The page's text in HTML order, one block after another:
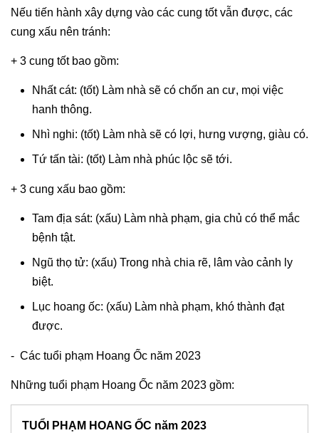
Nếu tiến hành xây dựng vào các cung tốt vẫn được, các
cung xấu nên tránh:
+ 3 cung tốt bao gồm:
Nhất cát: (tốt) Làm nhà sẽ có chốn an cư, mọi việc
hanh thông.
Nhì nghi: (tốt) Làm nhà sẽ có lợi, hưng vượng, giàu có.
Tứ tấn tài: (tốt) Làm nhà phúc lộc sẽ tới.
+ 3 cung xấu bao gồm:
Tam địa sát: (xấu) Làm nhà phạm, gia chủ có thể mắc
bệnh tật.
Ngũ thọ tử: (xấu) Trong nhà chia rẽ, lâm vào cảnh ly
biệt.
Lục hoang ốc: (xấu) Làm nhà phạm, khó thành đạt
được.
- Các tuổi phạm Hoang Ốc năm 2023
Những tuổi phạm Hoang Ốc năm 2023 gồm:
TUỔI PHẠM HOANG ỐC năm 2023